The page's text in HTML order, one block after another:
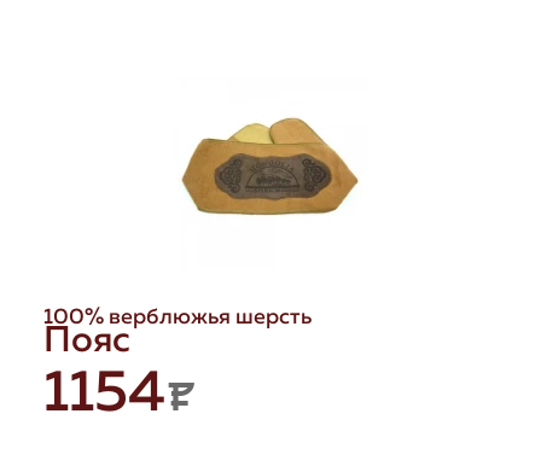
100% верблюжья шерсть
Пояс
1154P